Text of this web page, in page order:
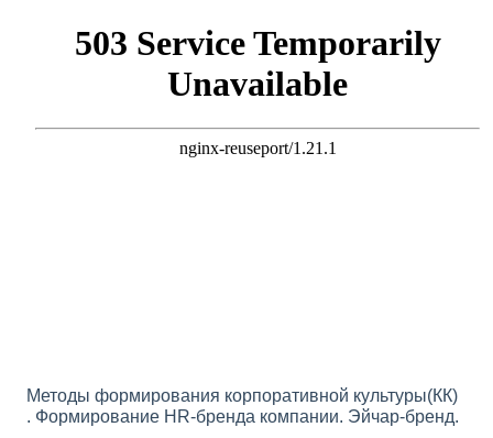
Методы формирования корпоративной культуры(КК)
. Формирование HR-бренда компании. Эйчар-бренд.